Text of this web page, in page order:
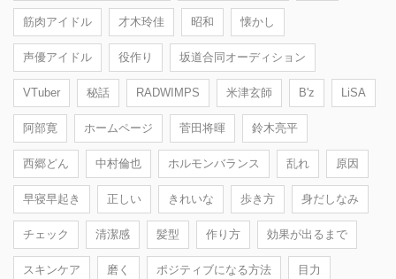
筋肉アイドル 才木玲佳 昭和 懐かし
声優アイドル 役作り 坂道合同オーディション
VTuber 秘話 RADWIMPS 米津玄師 B'z LiSA
阿部寛 ホームページ 菅田将暉 鈴木亮平
西郷どん 中村倫也 ホルモンバランス 乱れ 原因
早寝早起き 正しい きれいな 歩き方 身だしなみ
チェック 清潔感 髪型 作り方 効果が出るまで
スキンケア 磨く ポジティブになる方法 目力